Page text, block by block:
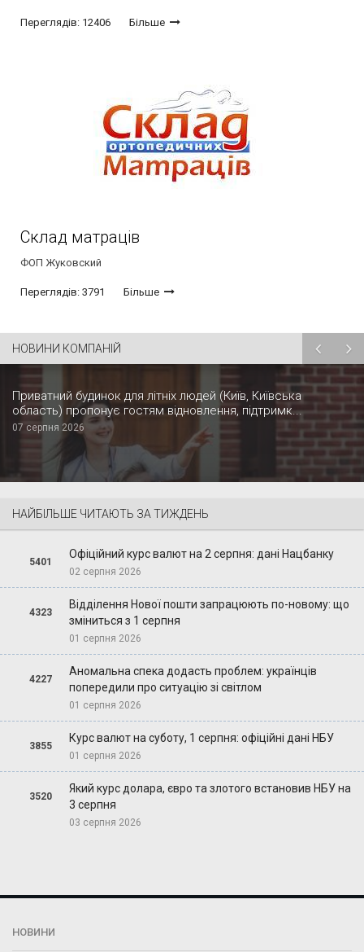
Переглядів: 12406 Більше
Склад матраців
ФОП Жуковский
Переглядів: 3791 Більше
НОВИНИ КОМПАНІЙ
Приватний будинок для літніх людей (Київ, Київська
область) пропонує гостям відновлення, підтримк...
07 серпня 2026
НАЙБІЛЬШЕ ЧИТАЮТЬ ЗА ТИЖДЕНЬ
5401
Офіційний курс валют на 2 серпня: дані Нацбанку
02 серпня 2026
4323
Відділення Нової пошти запрацюють по-новому: що
зміниться з 1 серпня
01 серпня 2026
4227
Аномальна спека додасть проблем: українців
попередили про ситуацію зі світлом
01 серпня 2026
3855
Курс валют на суботу, 1 серпня: офіційні дані НБУ
01 серпня 2026
3520
Який курс долара, євро та злотого встановив НБУ на
3 серпня
03 серпня 2026
НОВИНИ